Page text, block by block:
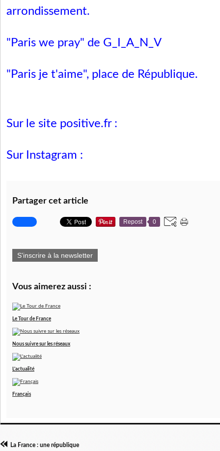
arrondissement.
"Paris we pray" de G_I_A_N_V
"Paris je t'aime", place de République.
Sur le site positive.fr :
Sur Instagram :
Partager cet article
Repost 0
S'inscrire à la newsletter
Vous aimerez aussi :
Le Tour de France
Nous suivre sur les réseaux
L'actualité
Français
La France : une république